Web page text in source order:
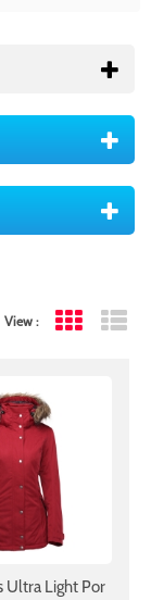
View : Grid View
Ultra Light Por